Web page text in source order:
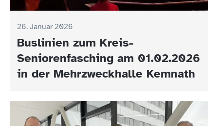
26. Januar 2026
Buslinien zum Kreis-
Seniorenfasching am 01.02.2026
in der Mehrzweckhalle Kemnath